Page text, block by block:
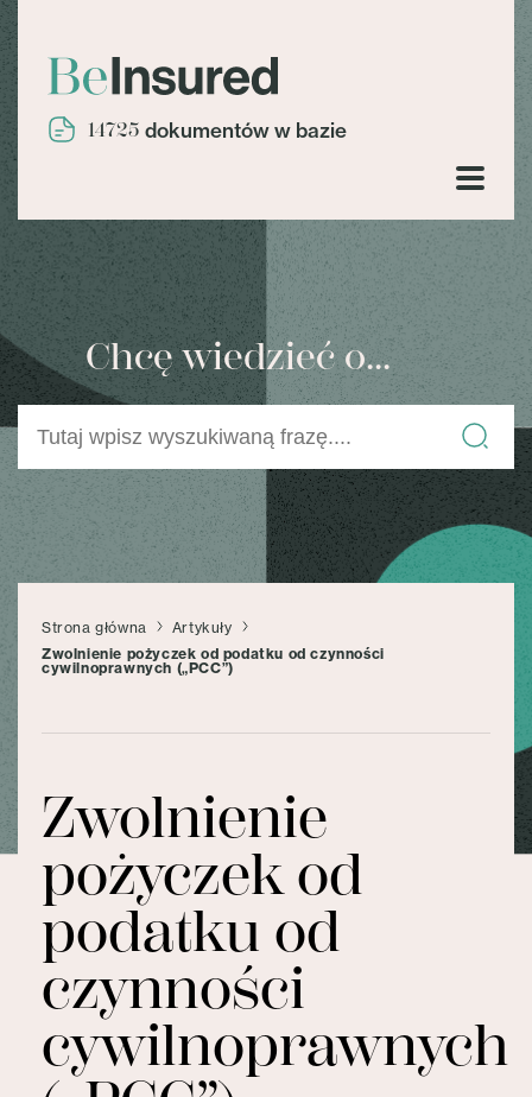
14725 dokumentów w bazie
Chcę wiedzieć o...
Strona główna
Artykuły
Zwolnienie pożyczek od podatku od czynności
cywilnoprawnych („PCC”)
Zwolnienie
pożyczek od
podatku od
czynności
cywilnoprawnych